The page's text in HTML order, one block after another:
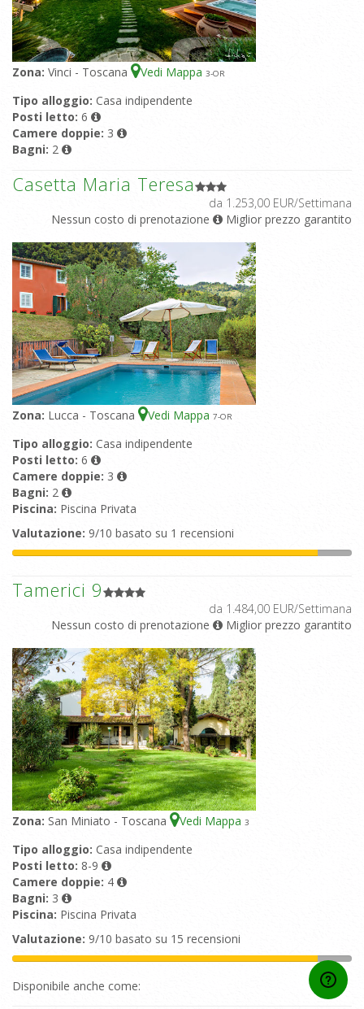
Zona: Vinci - Toscana Vedi Mappa 3-OR
Tipo alloggio: Casa indipendente
Posti letto: 6
Camere doppie: 3
Bagni: 2
Casetta Maria Teresa
da 1.253,00 EUR/Settimana
Nessun costo di prenotazione
Miglior prezzo garantito
Zona: Lucca - Toscana Vedi Mappa 7-OR
Tipo alloggio: Casa indipendente
Posti letto: 6
Camere doppie: 3
Bagni: 2
Piscina: Piscina Privata
Valutazione: 9/10 basato su 1 recensioni
Tamerici 9
da 1.484,00 EUR/Settimana
Nessun costo di prenotazione
Miglior prezzo garantito
Zona: San Miniato - Toscana Vedi Mappa 3
Tipo alloggio: Casa indipendente
Posti letto: 8-9
Camere doppie: 4
Bagni: 3
Piscina: Piscina Privata
Valutazione: 9/10 basato su 15 recensioni
Disponibile anche come: